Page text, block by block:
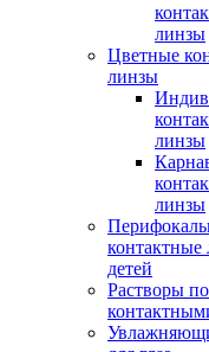
линзы
Цветные
линзы
линзы
линзы
контактные
детей
Растворы